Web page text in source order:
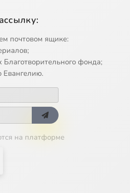
почтовом ящике:
фонда;
Евангелию.
на платформе